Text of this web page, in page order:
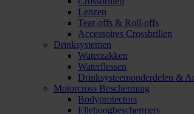
Lenzen
Tear-offs & Roll-offs
Accessoires Crossbrillen
Drinksystemen
Waterzakken
Waterflessen
Drinksysteemonderdelen &
Motorcross Bescherming
Bodyprotectors
Elleboogbeschermers